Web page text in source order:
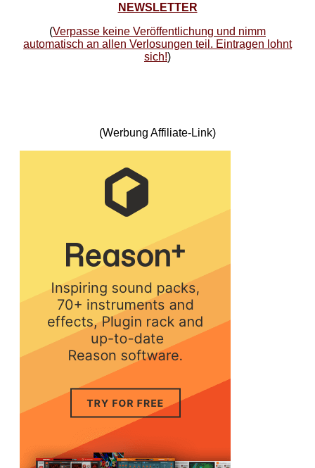
NEWSLETTER
(Verpasse keine Veröffentlichung und nimm
automatisch an allen Verlosungen teil. Eintragen lohnt
sich!)
(Werbung Affiliate-Link)